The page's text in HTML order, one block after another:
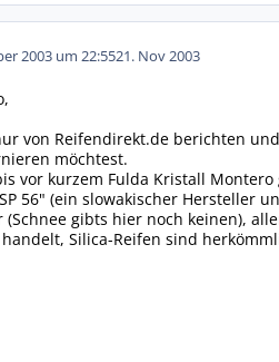
2003 um 22:5521. Nov 2003
von Reifendirekt.de berichten
möchtest.
vor kurzem Fulda Kristall
56" (ein slowakischer Hersteller
(Schnee gibts hier noch keinen),
Silica-Reifen sind